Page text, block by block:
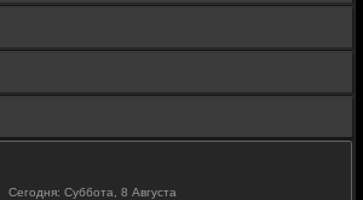
Сегодня: Суббота, 8 Августа